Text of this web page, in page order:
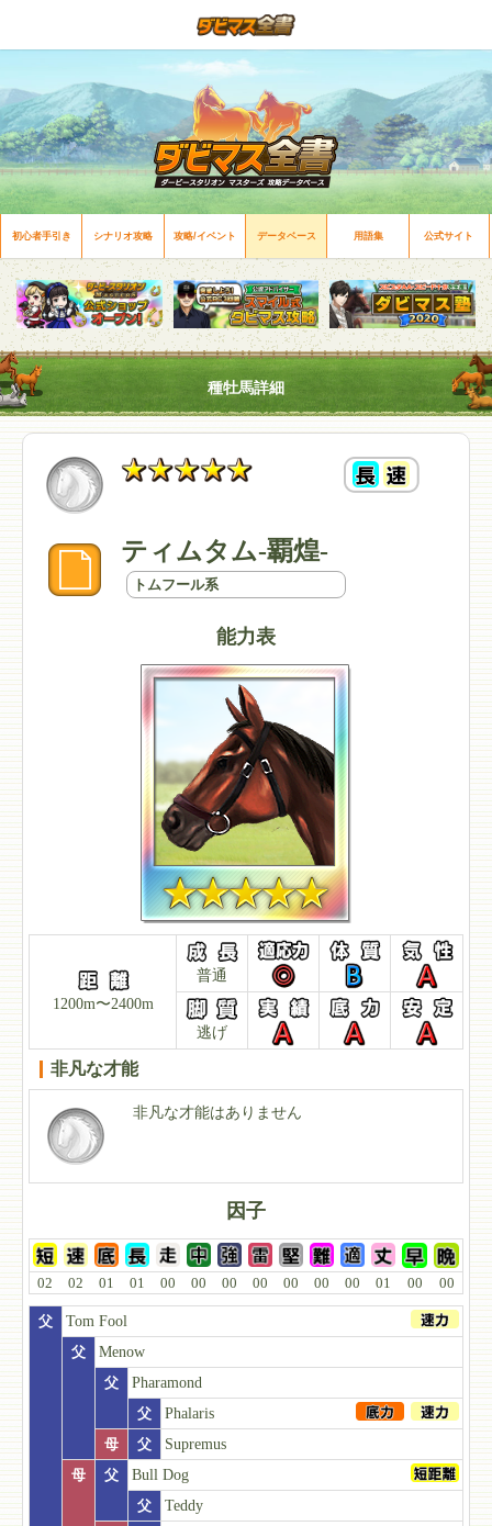
初心者手引き シナリオ攻略 攻略/イベント データベース 用語集 公式サイト
種牡馬詳細
ティムタム-覇煌-
トムフール系
能力表
1200m〜2400m
普通
逃げ
非凡な才能
非凡な才能はありません
因子
02 02 01 01 00 00 00 00 00 00 00 01 00 00
父
Tom Fool
父
Menow
父
Pharamond
父
Phalaris
母
父
Supremus
母
父
Bull Dog
父
Teddy